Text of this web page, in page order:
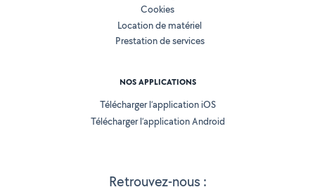
Retrouvez-nous :
Cookies
Location de matériel
Prestation de services
NOS APPLICATIONS
Télécharger l’application iOS
Télécharger l’application Android